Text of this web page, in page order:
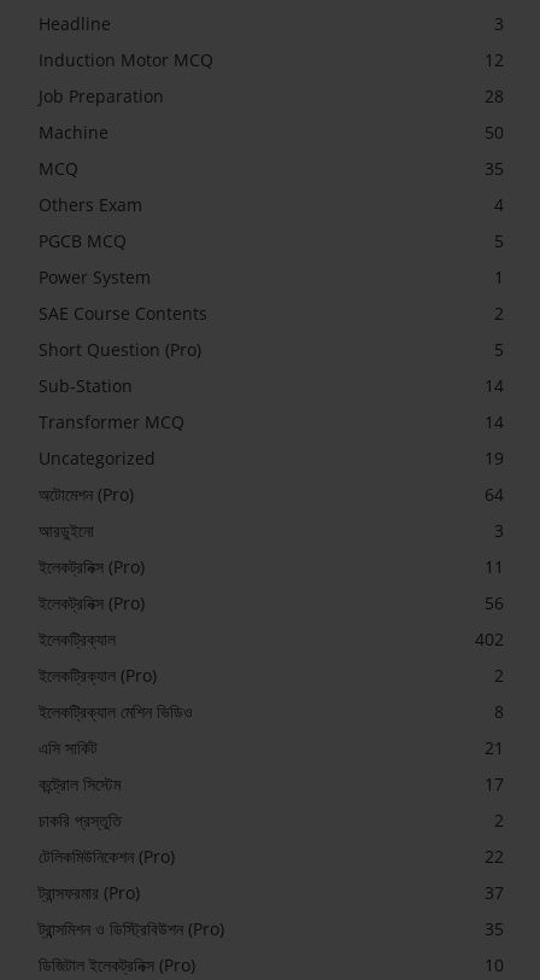
Headline
3
Induction Motor MCQ
12
Job Preparation
28
Machine
50
MCQ
35
Others Exam
4
PGCB MCQ
5
Power System
1
SAE Course Contents
2
Short Question (Pro)
5
Sub-Station
14
Transformer MCQ
14
Uncategorized
19
অটোমেশন (Pro)
64
আরডুইনো
3
ইলেকট্রনিক্স (Pro)
11
ইলেকট্রনিক্স (Pro)
56
ইলেকট্রিক্যাল
402
ইলেকট্রিক্যাল (Pro)
2
ইলেকট্রিক্যাল মেশিন ভিডিও
8
এসি সার্কিট
21
কন্ট্রোল সিস্টেম
17
চাকরি প্রস্তুতি
2
টেলিকমিউনিকেশন (Pro)
22
ট্রান্সফরমার (Pro)
37
ট্রান্সমিশন ও ডিস্ট্রিবিউশন (Pro)
35
ডিজিটাল ইলেকট্রনিক্স (Pro)
10